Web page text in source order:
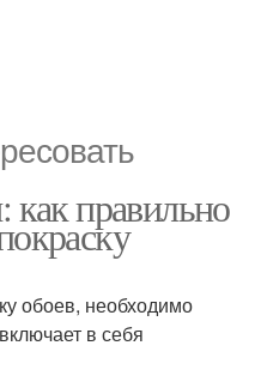
как правильно
обоев, необходимо
в себя